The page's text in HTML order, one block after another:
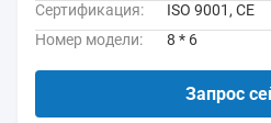
Сертификация:
ISO 9001, CE
Номер модели:
8 * 6
Запрос